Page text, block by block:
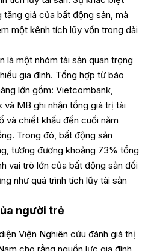
giá của bất động sản, mà
một kênh tích lũy vốn trong dài
là một nhóm tài sản quan trọng
gia đình. Tổng hợp từ báo
lớn gồm: Vietcombank,
và MB ghi nhận tổng giá trị tài
và chiết khấu đến cuối năm
Trong đó, bất động sản
tương đương khoảng 73% tổng
vai trò lớn của bất động sản đối
như quá trình tích lũy tài sản
người trẻ
Viện Nghiên cứu đánh giá thị
cho rằng nguồn lực gia đình